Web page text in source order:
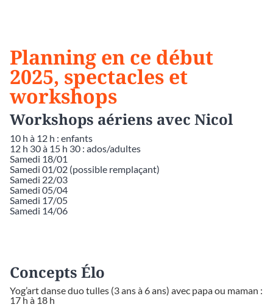
Planning en ce début
2025, spectacles et
workshops
Workshops aériens avec Nicol
10 h à 12 h : enfants
12 h 30 à 15 h 30 : ados/adultes
Samedi 18/01
Samedi 01/02 (possible remplaçant)
Samedi 22/03
Samedi 05/04
Samedi 17/05
Samedi 14/06
Concepts Élo
Yog’art danse duo tulles (3 ans à 6 ans) avec papa ou maman :
17 h à 18 h